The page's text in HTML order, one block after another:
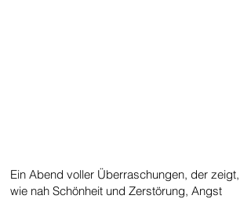
Ein Abend voller Überraschungen, der zeigt,
wie nah Schönheit und Zerstörung, Angst